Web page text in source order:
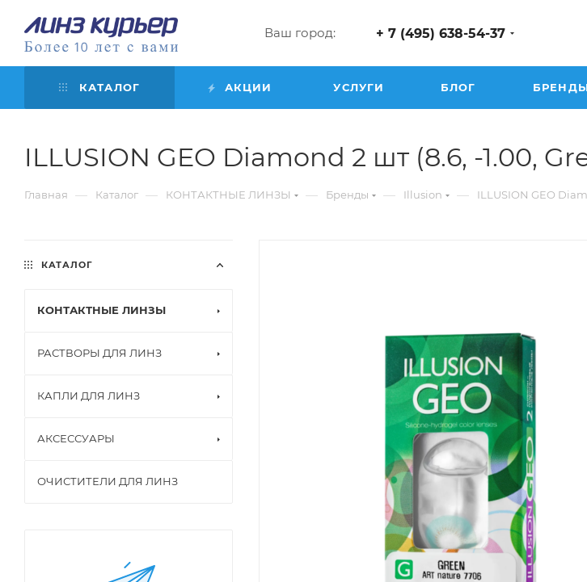
Ваш город: + 7 (495) 638-54-37
КАТАЛОГ АКЦИИ УСЛУГИ БЛОГ
ILLUSION GEO Diamond 2 шт (8.6, -1.00,
Главная — Каталог — КОНТАКТНЫЕ ЛИНЗЫ — Бренды — Illusion — ILLUSION GEO
КАТАЛОГ
КОНТАКТНЫЕ ЛИНЗЫ
РАСТВОРЫ ДЛЯ ЛИНЗ
КАПЛИ ДЛЯ ЛИНЗ
АКСЕССУАРЫ
ОЧИСТИТЕЛИ ДЛЯ ЛИНЗ